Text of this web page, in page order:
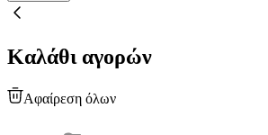
Καλάθι αγορών
Αφαίρεση όλων